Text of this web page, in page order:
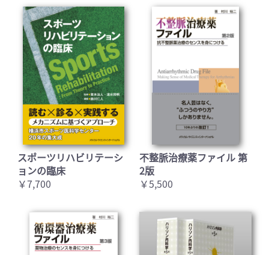
スポーツリハビリテーシ
ョンの臨床
￥7,700
不整脈治療薬ファイル 第
2版
￥5,500